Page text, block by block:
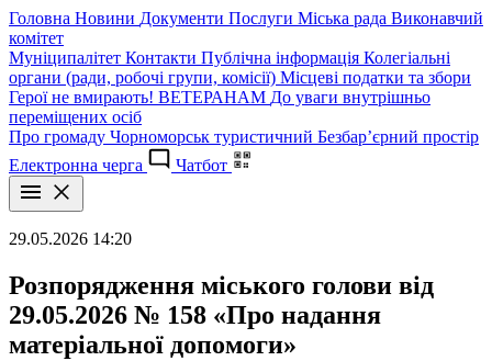
Головна Новини Документи Послуги Міська рада Виконавчий
комітет
Муніципалітет Контакти Публічна інформація Колегіальні
органи (ради, робочі групи, комісії) Місцеві податки та збори
Герої не вмирають! ВЕТЕРАНАМ До уваги внутрішньо
переміщених осіб
Про громаду Чорноморськ туристичний Безбар’єрний простір
Електронна черга
Чатбот
29.05.2026 14:20
Розпорядження міського голови від
29.05.2026 № 158 «Про надання
матеріальної допомоги»